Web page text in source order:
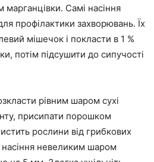
Самі насіння
профілактики захворювань. Їх
мішечок і покласти в 1 %
потім підсушити до сипучості
рівним шаром сухі
присипати порошком
рослини від грибкових
невеликим шаром